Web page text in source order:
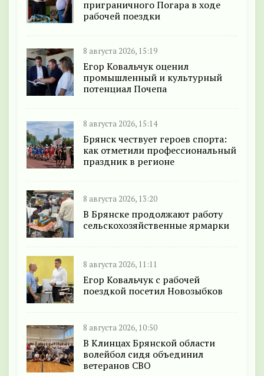
приграничного Погара в ходе
рабочей поездки
8 августа 2026, 15:19
Егор Ковальчук оценил
промышленный и культурный
потенциал Почепа
8 августа 2026, 15:14
Брянск чествует героев спорта:
как отметили профессиональный
праздник в регионе
8 августа 2026, 13:20
В Брянске продолжают работу
сельскохозяйственные ярмарки
8 августа 2026, 11:11
Егор Ковальчук с рабочей
поездкой посетил Новозыбков
8 августа 2026, 10:50
В Клинцах Брянской области
волейбол сидя объединил
ветеранов СВО